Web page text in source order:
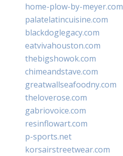
home-plow-by-meyer.com
palatelatincuisine.com
blackdoglegacy.com
eatvivahouston.com
thebigshowok.com
chimeandstave.com
greatwallseafoodny.com
theloverose.com
gabriovoice.com
resinflowart.com
p-sports.net
korsairstreetwear.com